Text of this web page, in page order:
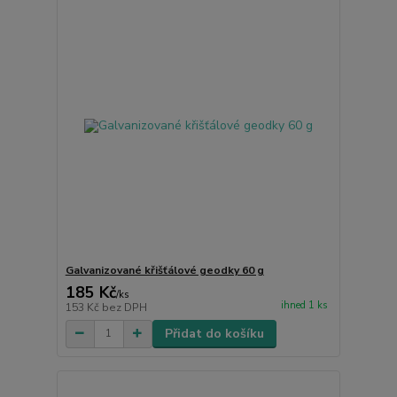
Galvanizované křišťálové geodky 60 g
185 Kč/ks
153 Kč bez DPH ihned 1 ks
Přidat do košíku